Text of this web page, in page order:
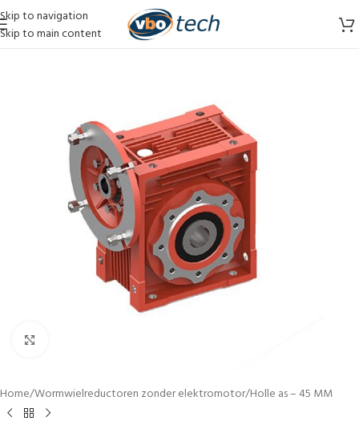
Skip to navigation
Skip to main content
Home/Wormwielreductoren zonder elektromotor/Holle as – 45 MM